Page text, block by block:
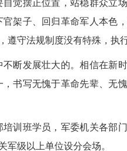
觉摆正位置，站稳群众立
架子、回归革命军人本色
守法规制度没有特殊，执
发展壮大的。相信在新
书写无愧于革命先辈、无
班学员，军委机关各部
军级以上单位设分会场。